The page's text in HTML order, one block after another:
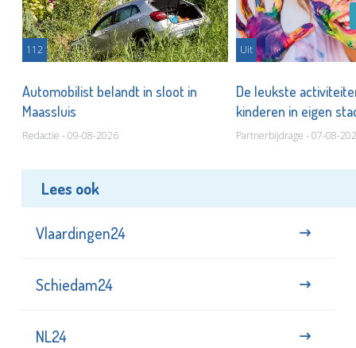
112
Automobilist belandt in sloot in
Maassluis
Redactie - 09-08-2026
Uit
De leukste
kinderen in eigen
Partnerbijdrage - 07-08-
Lees ook
Vlaardingen24
Schiedam24
NL24